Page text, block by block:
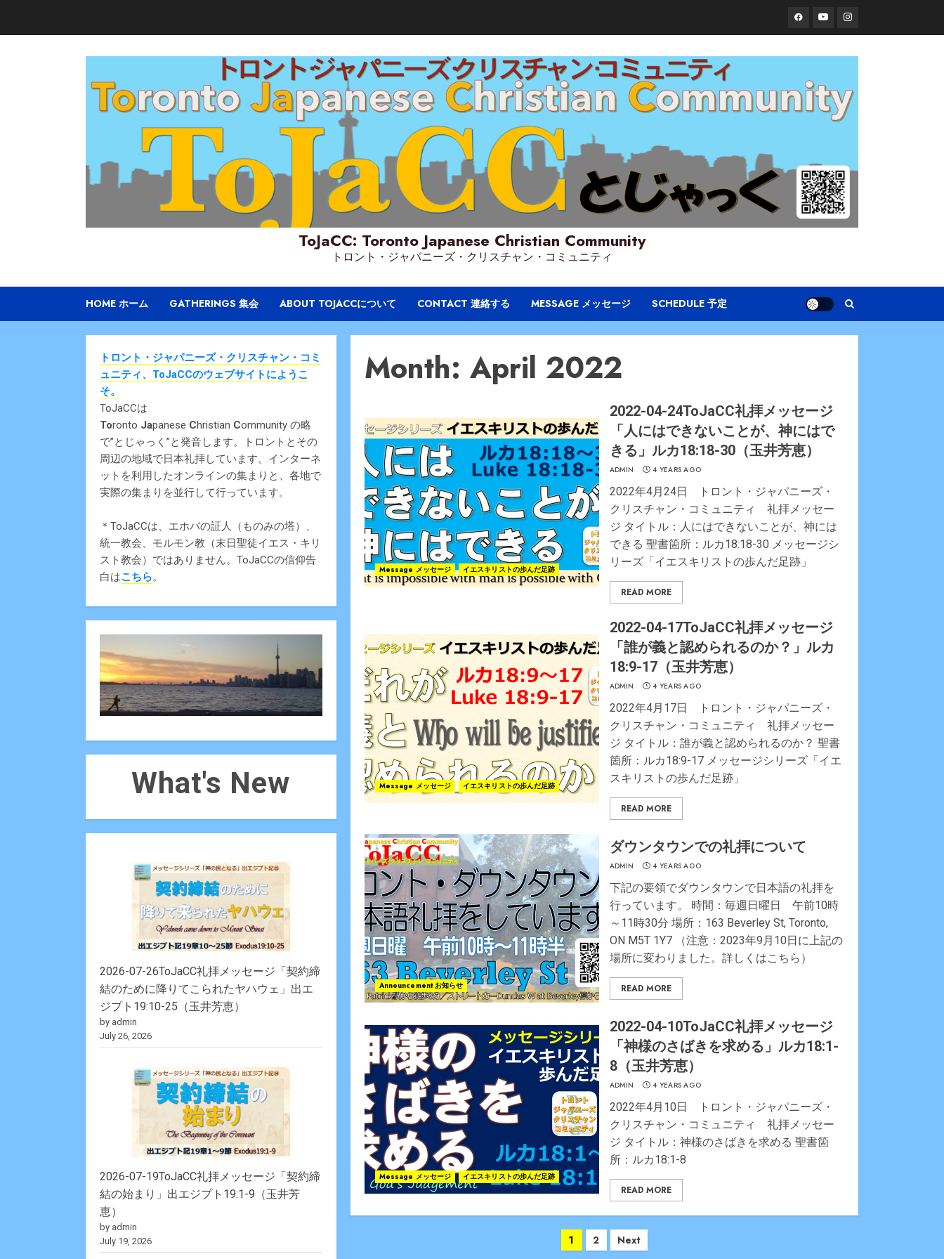
FacebookYouTubeInstagram
ToJaCC: Toronto Japanese Christian Community
トロント・ジャパニーズ・クリスチャン・コミュニティ
HOME ホーム GATHERINGS 集会 ABOUT TOJACCについて CONTACT 連絡する MESSAGE メッセージ SCHEDULE 予定
Month: April 2022
Message メッセージ イエスキリストの歩んだ足跡
2022-04-24ToJaCC礼拝メッセージ
「人にはできないことが、神にはで
きる」ルカ18:18-30（玉井芳恵）
ADMIN 4 YEARS AGO
2022年4月24日 トロント・ジャパニーズ・
クリスチャン・コミュニティ 礼拝メッセー
ジ タイトル：人にはできないことが、神には
できる 聖書箇所：ルカ18:18-30 メッセージシ
リーズ「イエスキリストの歩んだ足跡」
READ MORE
Message メッセージ イエスキリストの歩んだ足跡
2022-04-17ToJaCC礼拝メッセージ
「誰が義と認められるのか？」ルカ
18:9-17（玉井芳恵）
ADMIN 4 YEARS AGO
2022年4月17日 トロント・ジャパニーズ・
クリスチャン・コミュニティ 礼拝メッセー
ジ タイトル：誰が義と認められるのか？ 聖書
箇所：ルカ18:9-17 メッセージシリーズ「イエ
スキリストの歩んだ足跡」
READ MORE
Announcement お知らせ
ダウンタウンでの礼拝について
ADMIN 4 YEARS AGO
下記の要領でダウンタウンで日本語の礼拝を
行っています。 時間：毎週日曜日 午前10時
～11時30分 場所：163 Beverley St, Toronto,
ON M5T 1Y7 （注意：2023年9月10日に上記の
場所に変わりました。詳しくはこちら）
READ MORE
Message メッセージ イエスキリストの歩んだ足跡
2022-04-10ToJaCC礼拝メッセージ
「神様のさばきを求める」ルカ18:1-
8（玉井芳恵）
ADMIN 4 YEARS AGO
2022年4月10日 トロント・ジャパニーズ・
クリスチャン・コミュニティ 礼拝メッセー
ジ タイトル：神様のさばきを求める 聖書箇
所：ルカ18:1-8
READ MORE
1 2 Next
トロント・ジャパニーズ・クリスチャン・コミ
ュニティ、ToJaCCのウェブサイトにようこ
そ。
ToJaCCは
Toronto Japanese Christian Community の略
で”とじゃっく”と発音します。トロントとその
周辺の地域で日本礼拝しています。インターネ
ットを利用したオンラインの集まりと、各地で
実際の集まりを並行して行っています。
＊ToJaCCは、エホバの証人（ものみの塔）、
統一教会、モルモン教（末日聖徒イエス・キリ
スト教会）ではありません。ToJaCCの信仰告
白はこちら。
What's New
2026-07-26ToJaCC礼拝メッセージ「契約締
結のために降りてこられたヤハウェ」出エ
ジプト19:10-25（玉井芳恵）
by admin
July 26, 2026
2026-07-19ToJaCC礼拝メッセージ「契約締
結の始まり」出エジプト19:1-9（玉井芳
恵）
by admin
July 19, 2026